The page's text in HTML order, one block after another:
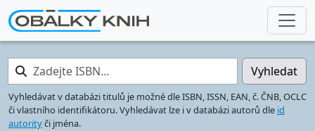
Zadejte ISBN… Vyhledat
Vyhledávat v databázi titulů je možné dle ISBN, ISSN, EAN, č. ČNB, OCLC
či vlastního identifikátoru. Vyhledávat lze i v databázi autorů dle id
autorityči jména.